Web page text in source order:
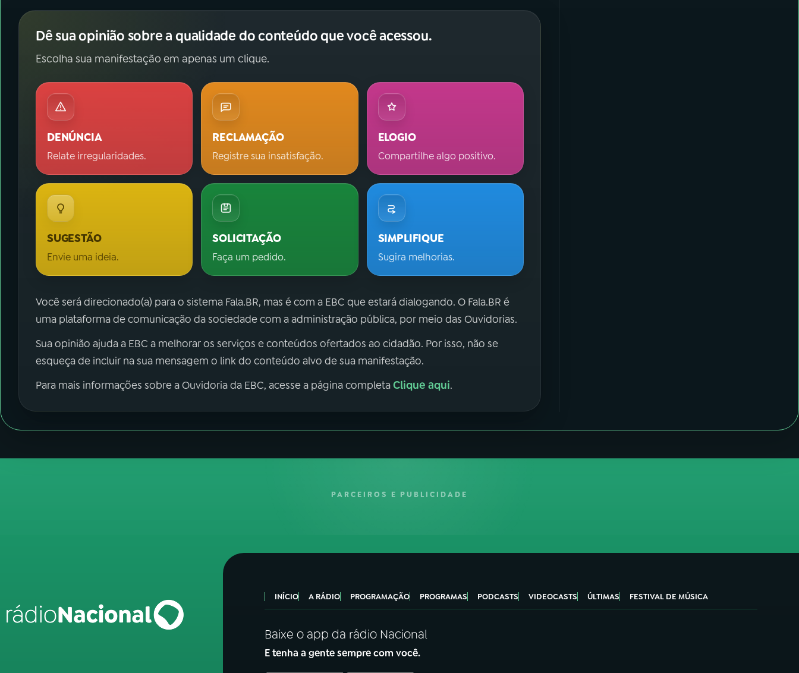
Dê sua opinião sobre a qualidade do conteúdo que você acessou.
Escolha sua manifestação em apenas um clique.
DENÚNCIA
Relate irregularidades.
RECLAMAÇÃO
Registre sua insatisfação.
ELOGIO
Compartilhe algo positivo.
SUGESTÃO
Envie uma ideia.
SOLICITAÇÃO
Faça um pedido.
SIMPLIFIQUE
Sugira melhorias.
Você será direcionado(a) para o sistema Fala.BR, mas é com a EBC que estará dialogando. O Fala.BR é
uma plataforma de comunicação da sociedade com a administração pública, por meio das Ouvidorias.
Sua opinião ajuda a EBC a melhorar os serviços e conteúdos ofertados ao cidadão. Por isso, não se
esqueça de incluir na sua mensagem o link do conteúdo alvo de sua manifestação.
Para mais informações sobre a Ouvidoria da EBC, acesse a página completaClique aqui.
PARCEIROS E PUBLICIDADE
INÍCIO A RÁDIO PROGRAMAÇÃO PROGRAMAS PODCASTS VIDEOCASTS ÚLTIMAS FESTIVAL DE MÚSICA
Baixe o app da rádio Nacional
E tenha a gente sempre com você.